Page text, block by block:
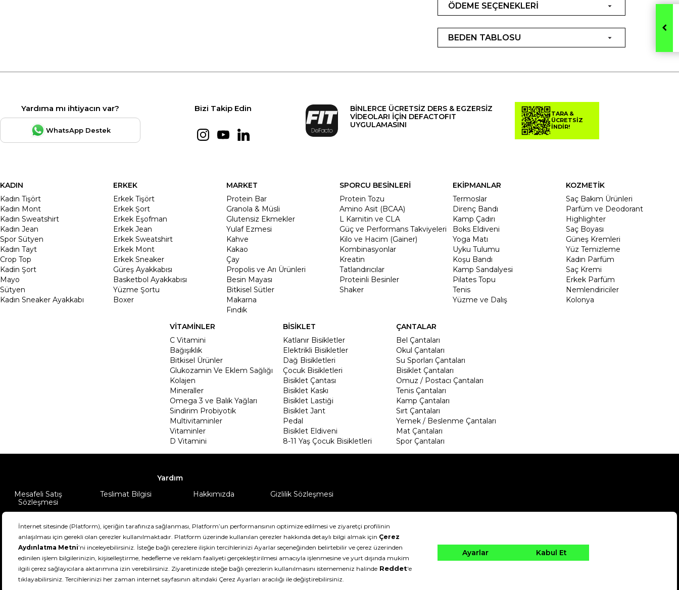
ÖDEME SEÇENEKLERİ
BEDEN TABLOSU
Yardıma mı ihtiyacın var?
WhatsApp Destek
Bizi Takip Edin
BİNLERCE ÜCRETSİZ DERS & EGZERSİZ
VİDEOLARI İÇİN DEFACTOFIT
UYGULAMASINI
TARA &
ÜCRETSİZ
İNDİR!
KADIN
Kadın Tişört
Kadın Mont
Kadın Sweatshirt
Kadın Jean
Spor Sütyen
Kadın Tayt
Crop Top
Kadin Şort
Mayo
Sütyen
Kadın Sneaker Ayakkabı
ERKEK
Erkek Tişört
Erkek Şort
Erkek Eşofman
Erkek Jean
Erkek Sweatshirt
Erkek Mont
Erkek Sneaker
Güreş Ayakkabısı
Basketbol Ayakkabısı
Yüzme Şortu
Boxer
MARKET
Protein Bar
Granola & Müsli
Glutensiz Ekmekler
Yulaf Ezmesi
Kahve
Kakao
Çay
Propolis ve Arı Ürünleri
Besin Mayası
Bitkisel Sütler
Makarna
Fındık
SPORCU BESİNLERİ
Protein Tozu
Amino Asit (BCAA)
L Karnitin ve CLA
Güç ve Performans Takviyeleri
Kilo ve Hacim (Gainer)
Kombinasyonlar
Kreatin
Tatlandırıcılar
Proteinli Besinler
Shaker
EKİPMANLAR
Termoslar
Direnç Bandı
Kamp Çadırı
Boks Eldiveni
Yoga Matı
Uyku Tulumu
Koşu Bandı
Kamp Sandalyesi
Pilates Topu
Tenis
Yüzme ve Dalış
KOZMETİK
Saç Bakım Ürünleri
Parfüm ve Deodorant
Highlighter
Saç Boyası
Güneş Kremleri
Yüz Temizleme
Kadın Parfüm
Saç Kremi
Erkek Parfüm
Nemlendiriciler
Kolonya
VİTAMİNLER
C Vitamini
Bağışıklık
Bitkisel Ürünler
Glukozamin Ve Eklem Sağlığı
Kolajen
Mineraller
Omega 3 ve Balık Yağları
Sindirim Probiyotik
Multivitaminler
Vitaminler
D Vitamini
BİSİKLET
Katlanır Bisikletler
Elektrikli Bisikletler
Dağ Bisikletleri
Çocuk Bisikletleri
Bisiklet Çantası
Bisiklet Kaskı
Bisiklet Lastiği
Bisiklet Jant
Pedal
Bisiklet Eldiveni
8-11 Yaş Çocuk Bisikletleri
ÇANTALAR
Bel Çantaları
Okul Çantaları
Su Sporları Çantaları
Bisiklet Çantaları
Omuz / Postacı Çantaları
Tenis Çantaları
Kamp Çantaları
Sırt Çantaları
Yemek / Beslenme Çantaları
Mat Çantaları
Spor Çantaları
Yardım
Mesafeli Satış
Sözleşmesi
Teslimat Bilgisi Hakkımızda Gizlilik Sözleşmesi
DeFactoFIT ©️ 2022-2026. Tüm hakları saklıdır.